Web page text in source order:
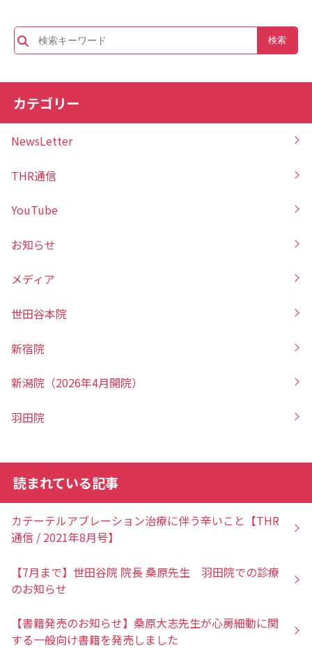
カテゴリー
NewsLetter
THR通信
YouTube
お知らせ
メディア
世田谷本院
新宿院
新潟院（2026年4月開院）
羽田院
読まれている記事
カテーテルアブレーション治療に伴う辛いこと【THR
通信 / 2021年8月号】
【7月まで】世田谷院 院長 桑原先生 羽田院での診療
のお知らせ
【書籍発売のお知らせ】桑原大志先生が心房細動に関
する一般向け書籍を発売しました